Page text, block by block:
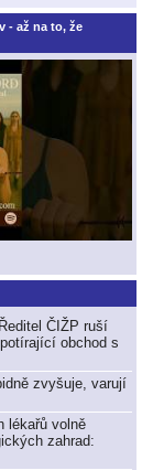
- až na to, že
ČIŽP ruší
obchod s
zvyšuje, varují
lékařů volně
zahrad: